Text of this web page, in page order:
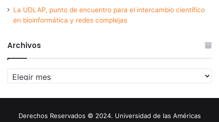
La UDLAP, punto de encuentro para el intercambio científico
en bioinformática y redes complejas
Archivos
Archivos
Derechos Reservados © 2024. Universidad de las Américas